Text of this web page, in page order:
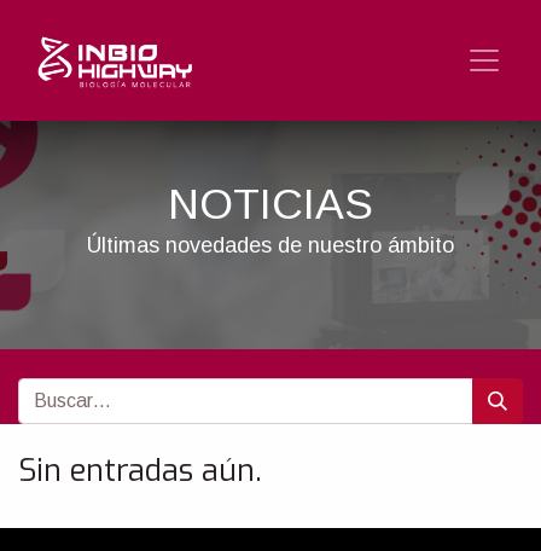
NOTICIAS
Últimas novedades de nuestro ámbito
Sin entradas aún.